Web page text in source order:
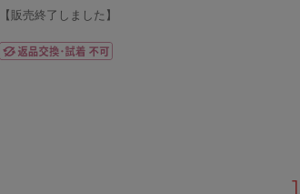
【販売終了しました】